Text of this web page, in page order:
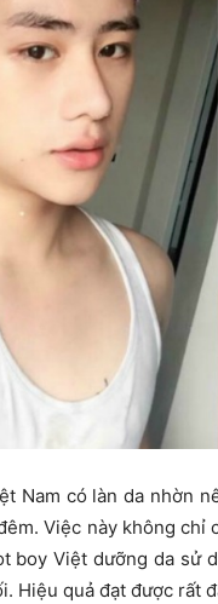
Nam có làn da nhờn
Việc này không
boy Việt dưỡng da sử
Hiệu quả đạt được rất